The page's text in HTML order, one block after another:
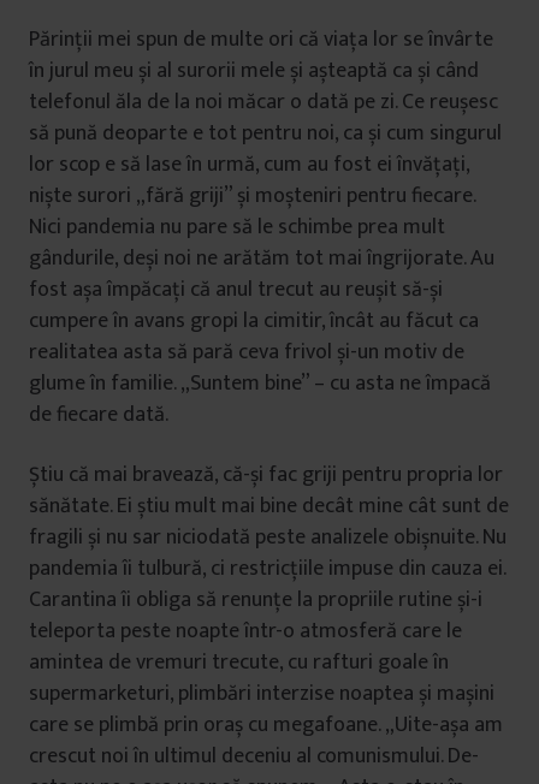
Părinții mei spun de multe ori că viața lor se învârte
în jurul meu și al surorii mele și așteaptă ca și când
telefonul ăla de la noi măcar o dată pe zi. Ce reușesc
să pună deoparte e tot pentru noi, ca și cum singurul
lor scop e să lase în urmă, cum au fost ei învățați,
niște surori „fără griji” și moșteniri pentru fiecare.
Nici pandemia nu pare să le schimbe prea mult
gândurile, deși noi ne arătăm tot mai îngrijorate. Au
fost așa împăcați că anul trecut au reușit să-și
cumpere în avans gropi la cimitir, încât au făcut ca
realitatea asta să pară ceva frivol și-un motiv de
glume în familie. „Suntem bine” – cu asta ne împacă
de fiecare dată.
Știu că mai bravează, că-și fac griji pentru propria lor
sănătate. Ei știu mult mai bine decât mine cât sunt de
fragili și nu sar niciodată peste analizele obișnuite. Nu
pandemia îi tulbură, ci restricțiile impuse din cauza ei.
Carantina îi obliga să renunțe la propriile rutine și-i
teleporta peste noapte într-o atmosferă care le
amintea de vremuri trecute, cu rafturi goale în
supermarketuri, plimbări interzise noaptea și mașini
care se plimbă prin oraș cu megafoane. „Uite-așa am
crescut noi în ultimul deceniu al comunismului. De-